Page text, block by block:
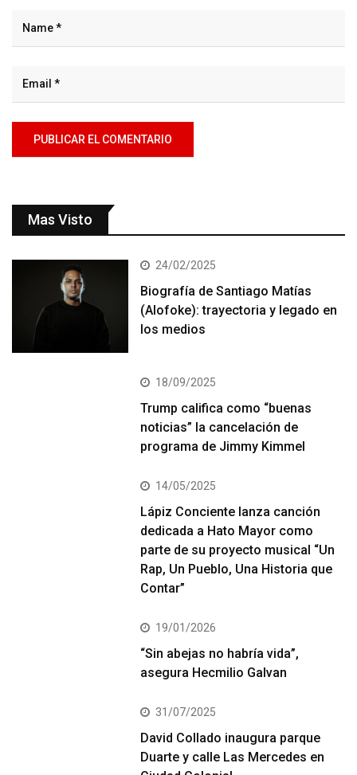
Mas Visto
24/02/2025
Biografía de Santiago Matías
(Alofoke): trayectoria y legado en
los medios
18/09/2025
Trump califica como “buenas
noticias” la cancelación de
programa de Jimmy Kimmel
14/05/2025
Lápiz Conciente lanza canción
dedicada a Hato Mayor como
parte de su proyecto musical “Un
Rap, Un Pueblo, Una Historia que
Contar”
19/01/2026
“Sin abejas no habría vida”,
asegura Hecmilio Galvan
31/07/2025
David Collado inaugura parque
Duarte y calle Las Mercedes en